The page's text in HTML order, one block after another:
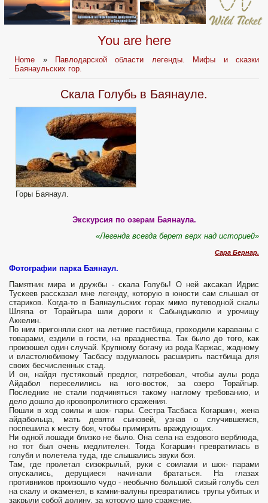
You are here
Home »
Павлодарской области легенды. Мифы и сказки
Баянаульских гор.
Скала Голубь в Баянауле.
Горы Баянаул.
Экскурсия по озерам Баянаула.
«Легенда всегда берет верх над историей»
Сара Бернар.
Фотографии парка Баянаул.
Памятник мира и дружбы - скала Голубь! О ней ак­сакал Идрис
Тускеев рассказал мне легенду, которую в юности сам слышал от
стариков. Когда-то в Баянаульских горах мимо путеводной скалы
Шляпа от Торайгыра шли дороги к Сабындыколю и уро­чищу
Аккелин.
По ним пригоняли скот на летние пастбища, проходили караваны с
товарами, ездили в гости, на празднества. Так было до того, как
произошел один случай. Крупному богачу из рода Каржас, жадному
и власто­любивому Тасбасу вздумалось расширить пастбища для
своих бесчисленных стад.
И он, найдя пустяковый предлог, потребовал, чтобы аулы рода
Айдабол переселились на юго-восток, за озеро Торайгыр.
Последние не стали под­чиняться такому наглому требованию, и
дело дошло до кровопролитного сражения.
Пошли в ход соилы и шок- пары. Сестра Тасбаса Когаршин, жена
айдабольца, мать де­вяти сыновей, узнав о случившемся,
поспешила к месту боя, чтобы примирить враждующих.
Ни одной лошади близко не было. Она села на ездового верблюда,
но тот был очень медлителен. Тогда Когаршин превратилась в
голубя и полетела туда, где слышались звуки боя.
Там, где пролетал сизокрылый, руки с соилами и шок- парами
опускались, дерущиеся начинали брататься. На глазах
противников произошло чудо - необычно большой сизый голубь сел
на скалу и окаменел, в камни-валуны пре­вратились трупы убитых и
закрыли собой долину, за кото­рую шло сражение.